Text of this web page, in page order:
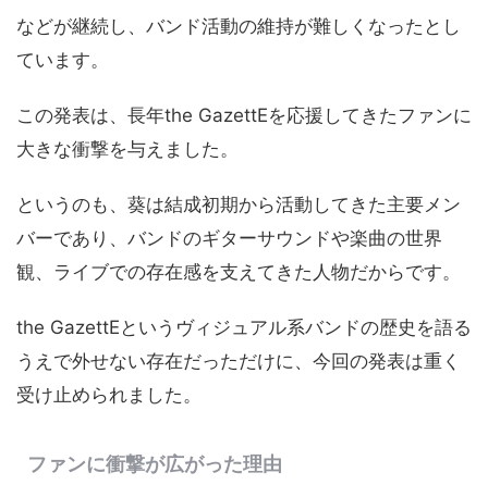
などが継続し、バンド活動の維持が難しくなったとし
ています。
この発表は、長年the GazettEを応援してきたファンに
大きな衝撃を与えました。
というのも、葵は結成初期から活動してきた主要メン
バーであり、バンドのギターサウンドや楽曲の世界
観、ライブでの存在感を支えてきた人物だからです。
the GazettEというヴィジュアル系バンドの歴史を語る
うえで外せない存在だっただけに、今回の発表は重く
受け止められました。
ファンに衝撃が広がった理由